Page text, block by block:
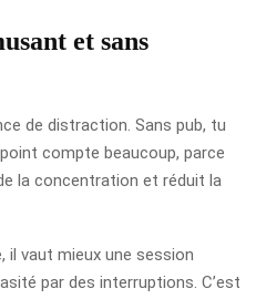
et sans
de distraction. Sans pub, tu
compte beaucoup, parce
la concentration et réduit la
il vaut mieux une session
par des interruptions. C’est